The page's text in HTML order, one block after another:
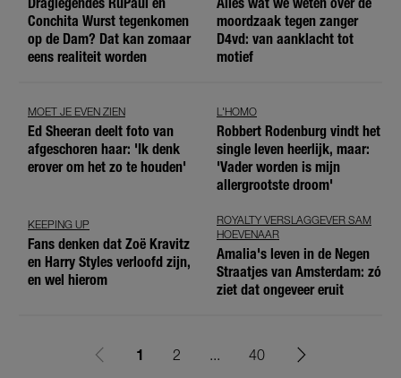
Conchita Wurst tegenkomen
op de Dam? Dat kan zomaar
eens realiteit worden
moordzaak tegen zanger
D4vd: van aanklacht tot
motief
MOET JE EVEN ZIEN
Ed Sheeran deelt foto van
afgeschoren haar: 'Ik denk
erover om het zo te houden'
L'HOMO
Robbert Rodenburg vindt het
single leven heerlijk, maar:
'Vader worden is mijn
allergrootste droom'
KEEPING UP
Fans denken dat Zoë Kravitz
en Harry Styles verloofd zijn,
en wel hierom
ROYALTY VERSLAGGEVER SAM
HOEVENAAR
Amalia's leven in de Negen
Straatjes van Amsterdam: zó
ziet dat ongeveer eruit
1 2 ... 40